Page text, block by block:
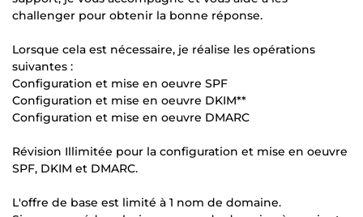
challenger pour obtenir la bonne réponse.
Lorsque cela est nécessaire, je réalise les opérations
suivantes :
Configuration et mise en oeuvre SPF
Configuration et mise en oeuvre DKIM**
Configuration et mise en oeuvre DMARC
Révision Illimitée pour la configuration et mise en oeuvre
SPF, DKIM et DMARC.
L'offre de base est limité à 1 nom de domaine.